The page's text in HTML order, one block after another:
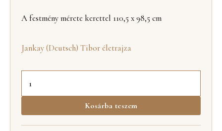
A festmény mérete kerettel 110,5 x 98,5 cm
Jankay (Deutsch) Tibor életrajza
Kosárba teszem